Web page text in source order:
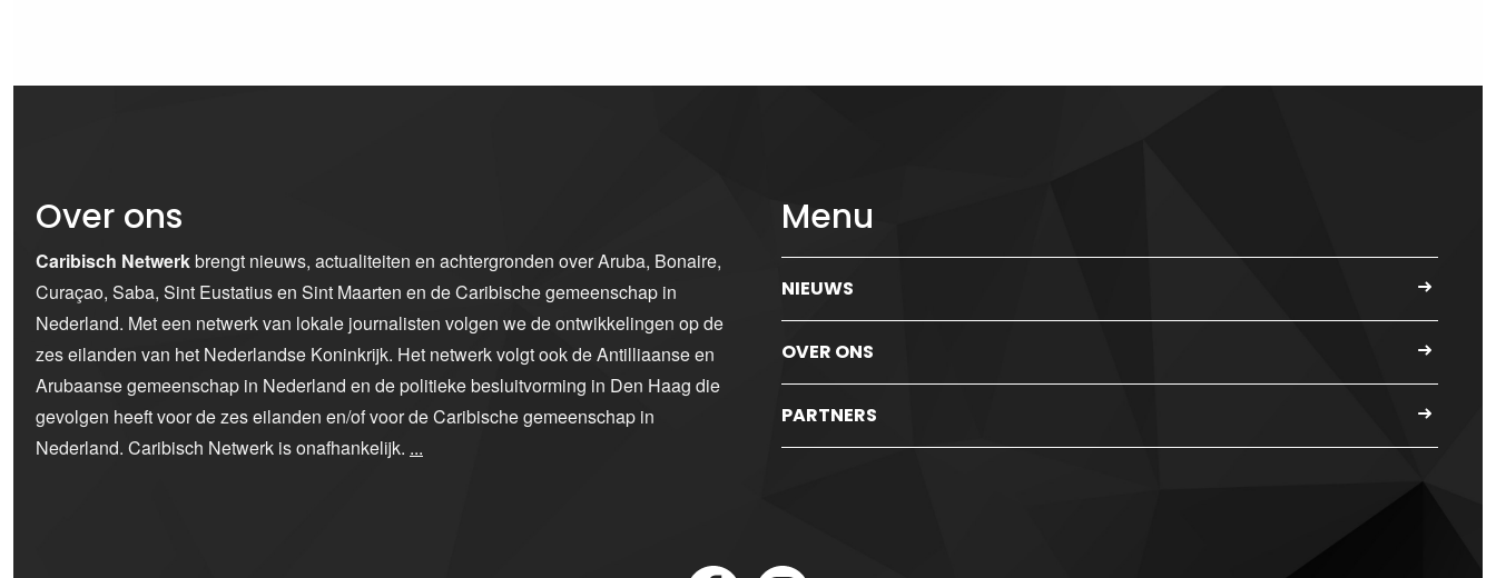
Over ons
Caribisch Netwerkbrengt nieuws, actualiteiten en achtergronden over Aruba, Bonaire,
Curaçao, Saba, Sint Eustatius en Sint Maarten en de Caribische gemeenschap in
Nederland. Met een netwerk van lokale journalisten volgen we de ontwikkelingen op de
zes eilanden van het Nederlandse Koninkrijk. Het netwerk volgt ook de Antilliaanse en
Arubaanse gemeenschap in Nederland en de politieke besluitvorming in Den Haag die
gevolgen heeft voor de zes eilanden en/of voor de Caribische gemeenschap in
Nederland. Caribisch Netwerk is onafhankelijk. ...
Menu
NIEUWS
OVER ONS
PARTNERS